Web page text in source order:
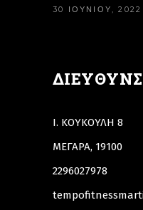
30 ΙΟΥΝΊΟΥ, 2022
Ι. ΚΟΥΚΟΥΛΗ 8
ΜΕΓΑΡΑ, 19100
2296027978